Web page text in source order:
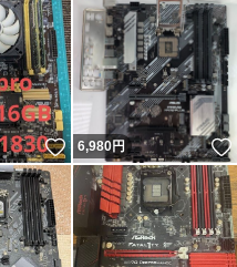
いいね！
6,980円